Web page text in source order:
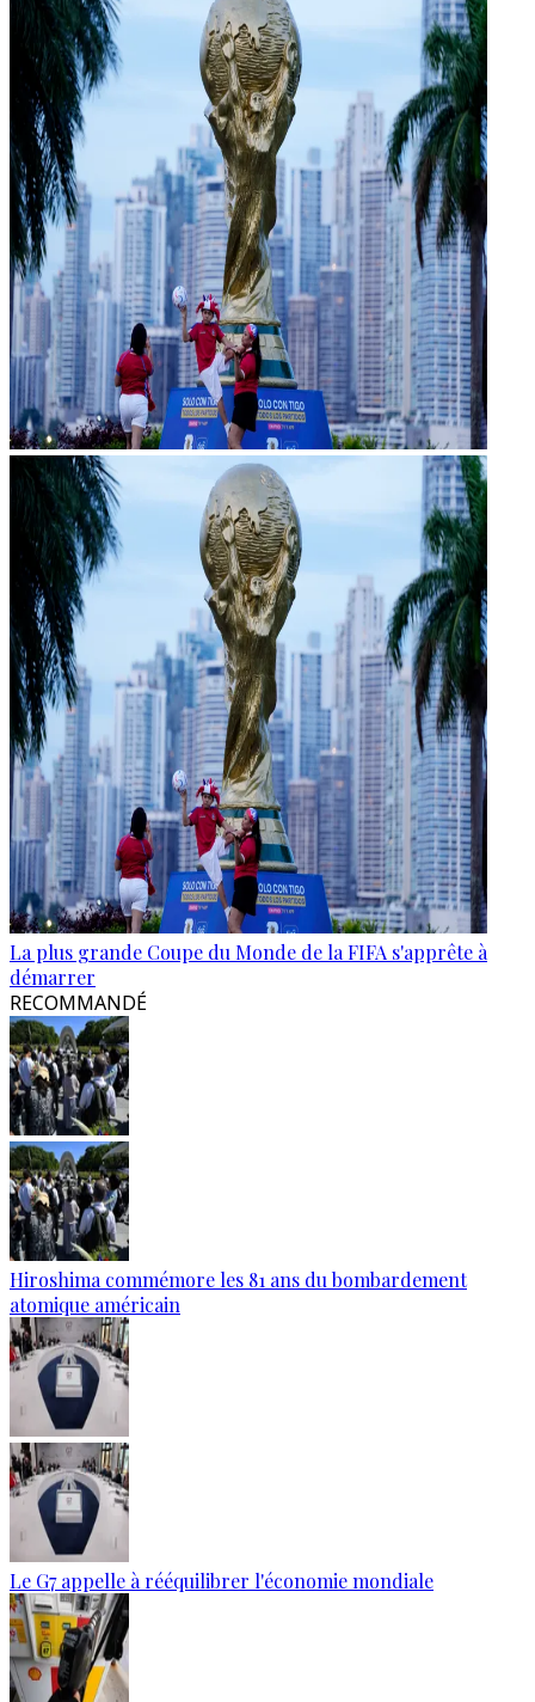
La plus grande Coupe du Monde de la FIFA s'apprête à
démarrer
RECOMMANDÉ
Hiroshima commémore les 81 ans du bombardement
atomique américain
Le G7 appelle à rééquilibrer l'économie mondiale